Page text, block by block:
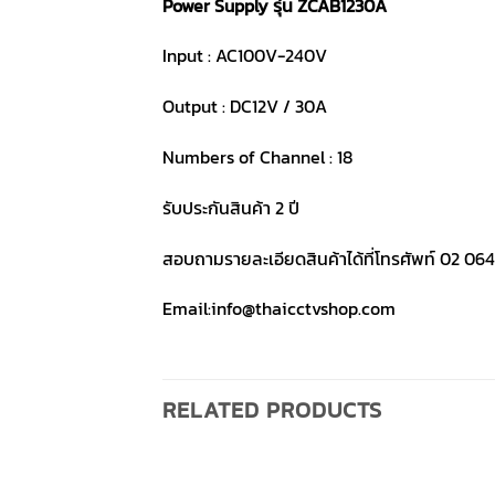
Input : AC100V-240V
Output : DC12V / 30A
Numbers of Channel : 18
รับประกันสินค้า 2 ปี
สอบถามรายละเอียดสินค้าได้ที่โทรศัพท์ 02 064
Email:info@thaicctvshop.com
RELATED PRODUCTS